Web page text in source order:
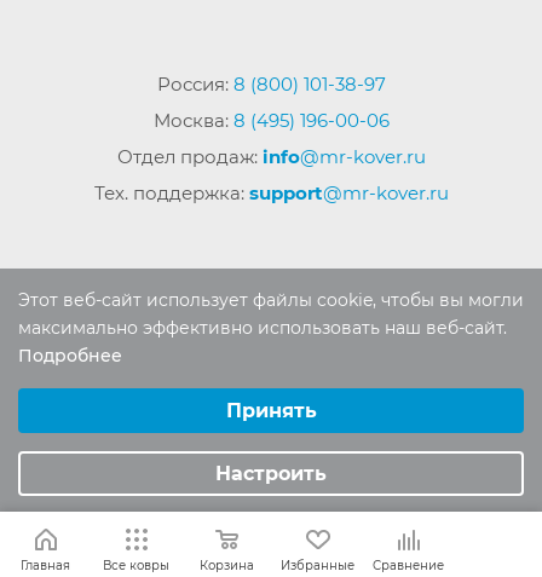
Россия: 8 (800) 101-38-97
Москва: 8 (495) 196-00-06
Отдел продаж: info@mr-kover.ru
Тех. поддержка: support@mr-kover.ru
2022-2026 © Интернет магазинMR-KOVER.RU
Авторские права защищены. Воспроизведение
материалов сайта без письменного разрешения
Главная Все ковры Корзина Избранные Сравнение
Этот веб-сайт использует файлы cookie, чтобы вы могли
максимально эффективно использовать наш веб-сайт.
Подробнее
Аналитические/Функциональные
Принять
Настроить